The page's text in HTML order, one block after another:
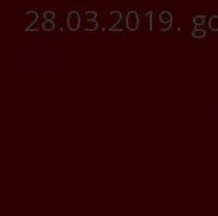
28.03.2019.